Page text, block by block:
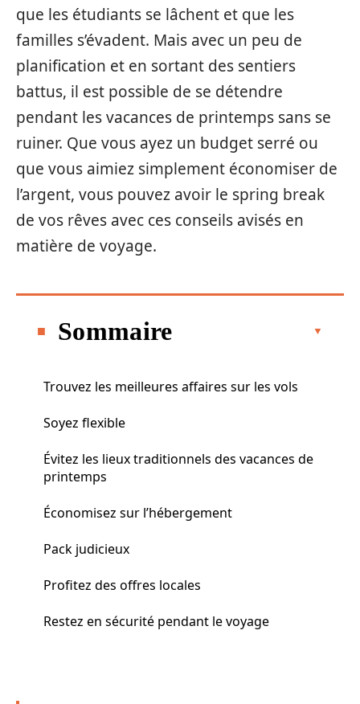
que les étudiants se lâchent et que les
familles s’évadent. Mais avec un peu de
planification et en sortant des sentiers
battus, il est possible de se détendre
pendant les vacances de printemps sans se
ruiner. Que vous ayez un budget serré ou
que vous aimiez simplement économiser de
l’argent, vous pouvez avoir le spring break
de vos rêves avec ces conseils avisés en
matière de voyage.
Sommaire
Trouvez les meilleures affaires sur les vols
Soyez flexible
Évitez les lieux traditionnels des vacances de
printemps
Économisez sur l’hébergement
Pack judicieux
Profitez des offres locales
Restez en sécurité pendant le voyage